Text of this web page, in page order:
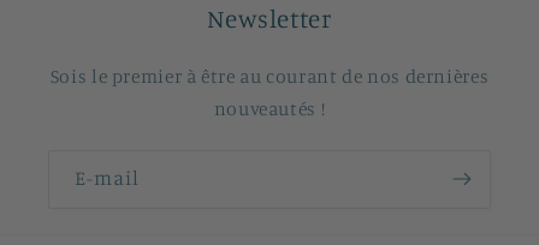
Newsletter
Sois le premier à être au courant de nos dernières
nouveautés !
E-mail